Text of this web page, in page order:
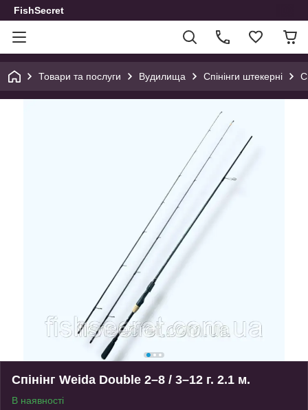
FishSecret
Товари та послуги Вудилища Спінінги штекерні
Спінінг Weida Double 2–8 / 3–12 г. 2.1 м.
В наявності